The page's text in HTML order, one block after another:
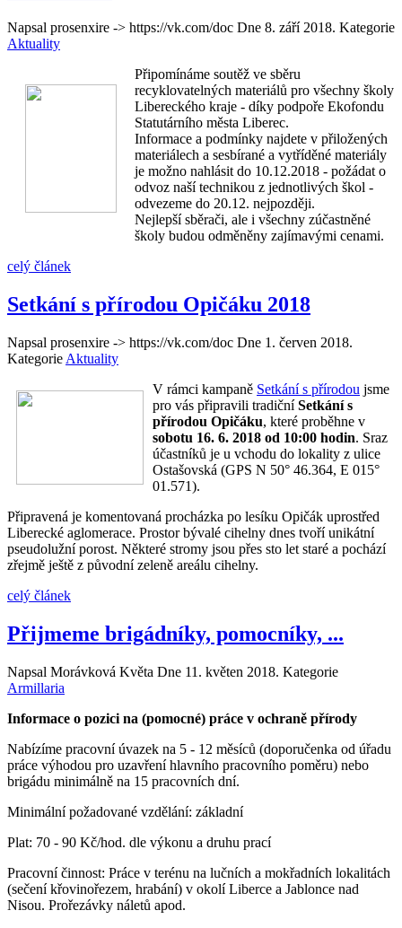
Napsal prosenxire -> https://vk.com/doc Dne 8. září 2018. Kategorie
Aktuality
Připomínáme soutěž ve sběru
recyklovatelných materiálů pro všechny školy
Libereckého kraje - díky podpoře Ekofondu
Statutárního města Liberec.
Informace a podmínky najdete v přiložených
materiálech a sesbírané a vytříděné materiály
je možno nahlásit do 10.12.2018 - požádat o
odvoz naší technikou z jednotlivých škol -
odvezeme do 20.12. nejpozději.
Nejlepší sběrači, ale i všechny zúčastněné
školy budou odměněny zajímavými cenami.
celý článek
Setkání s přírodou Opičáku 2018
Napsal prosenxire -> https://vk.com/doc Dne 1. červen 2018.
Kategorie Aktuality
V rámci kampaně Setkání s přírodou jsme
pro vás připravili tradičníSetkání s
přírodou Opičáku, které proběhne v
sobotu 16. 6. 2018 od 10:00 hodin. Sraz
účastníků je u vchodu do lokality z ulice
Ostašovská (GPS N 50° 46.364, E 015°
01.571).
Připravená je komentovaná procházka po lesíku Opičák uprostřed
Liberecké aglomerace. Prostor bývalé cihelny dnes tvoří unikátní
pseudolužní porost. Některé stromy jsou přes sto let staré a pochází
zřejmě ještě z původní zeleně areálu cihelny.
celý článek
Přijmeme brigádníky, pomocníky, ...
Napsal Morávková Květa Dne 11. květen 2018. Kategorie
Armillaria
Informace o pozici na (pomocné) práce v ochraně přírody
Nabízíme pracovní úvazek na 5 - 12 měsíců (doporučenka od úřadu
práce výhodou pro uzavření hlavního pracovního poměru) nebo
brigádu minimálně na 15 pracovních dní.
Minimální požadované vzdělání: základní
Plat: 70 - 90 Kč/hod. dle výkonu a druhu prací
Pracovní činnost: Práce v terénu na lučních a mokřadních lokalitách
(sečení křovinořezem, hrabání) v okolí Liberce a Jablonce nad
Nisou. Prořezávky náletů apod.